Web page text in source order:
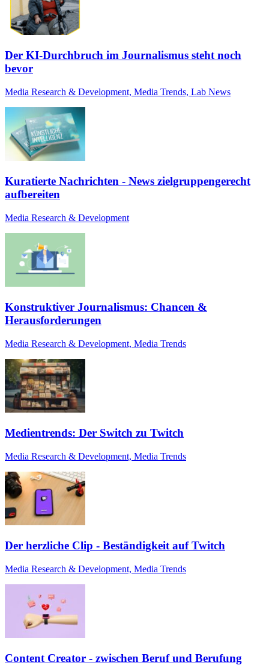
Der KI-Durchbruch im Journalismus steht noch
bevor
Media Research & Development, Media Trends, Lab News
Kuratierte Nachrichten - News zielgruppengerecht
aufbereiten
Media Research & Development
Konstruktiver Journalismus: Chancen &
Herausforderungen
Media Research & Development, Media Trends
Medientrends: Der Switch zu Twitch
Media Research & Development, Media Trends
Der herzliche Clip - Beständigkeit auf Twitch
Media Research & Development, Media Trends
Content Creator - zwischen Beruf und Berufung